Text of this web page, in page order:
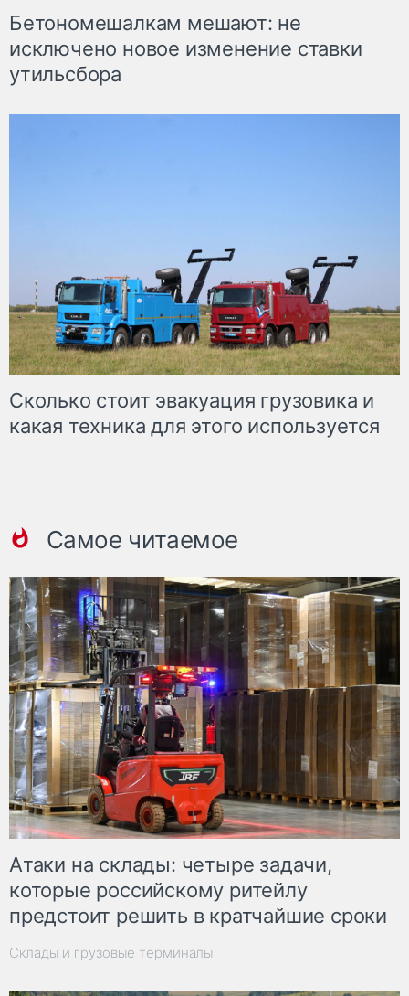
Бетономешалкам мешают: не
исключено новое изменение ставки
утильсбора
Сколько стоит эвакуация грузовика и
какая техника для этого используется
Самое читаемое
Атаки на склады: четыре задачи,
которые российскому ритейлу
предстоит решить в кратчайшие сроки
Склады и грузовые терминалы